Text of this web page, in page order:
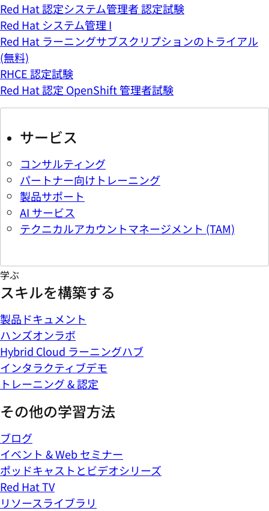
Red Hat 認定システム管理者 認定試験
Red Hat システム管理 I
Red Hat ラーニングサブスクリプションのトライアル
(無料)
RHCE 認定試験
Red Hat 認定 OpenShift 管理者試験
サービス
コンサルティング
パートナー向けトレーニング
製品サポート
AI サービス
テクニカルアカウントマネージメント (TAM)
学ぶ
スキルを構築する
製品ドキュメント
ハンズオンラボ
Hybrid Cloud ラーニングハブ
インタラクティブデモ
トレーニング & 認定
その他の学習方法
ブログ
イベント & Web セミナー
ポッドキャストとビデオシリーズ
Red Hat TV
リソースライブラリ